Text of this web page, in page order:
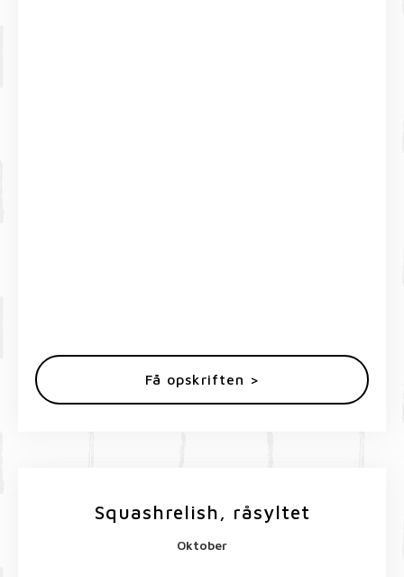
Få opskriften >
Squashrelish, råsyltet
Oktober